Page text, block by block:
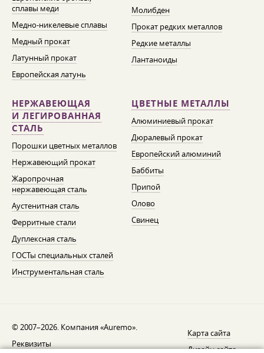
сплавы меди
Медно-никелевые сплавы
Медный прокат
Латунный прокат
Европейская латунь
Молибден
Прокат редких металлов
Редкие металлы
Лантаноиды
НЕРЖАВЕЮЩАЯ
И ЛЕГИРОВАННАЯ
СТАЛЬ
Порошки цветных металлов
Нержавеющий прокат
Жаропрочная
нержавеющая сталь
Аустенитная сталь
Ферритные стали
Дуплексная сталь
ГОСТы специальных сталей
Инструментальная сталь
ЦВЕТНЫЕ МЕТАЛЛЫ
Алюминиевый прокат
Дюралевый прокат
Европейский алюминий
Баббиты
Припой
Олово
Свинец
© 2007–2026. Компания «Auremo».
Реквизиты
Карта сайта
Дизайн сайта —